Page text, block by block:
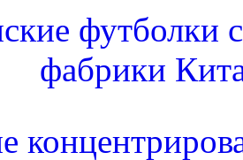
футболки
фабрики